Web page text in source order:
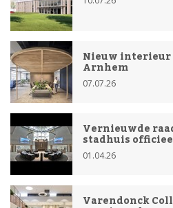
Nieuw
Arnhem
07.07.26
Vernieuwde
stadhuis
01.04.26
Varendonck